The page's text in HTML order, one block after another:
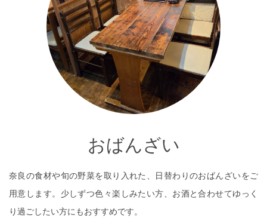
おばんざい
奈良の食材や旬の野菜を取り入れた、日替わりのおばんざいをご
用意します。少しずつ色々楽しみたい方、お酒と合わせてゆっく
り過ごしたい方にもおすすめです。